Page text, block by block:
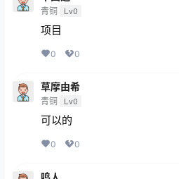
青铜 Lv0
项目
0 0
草摩由希
青铜 Lv0
可以的
0 0